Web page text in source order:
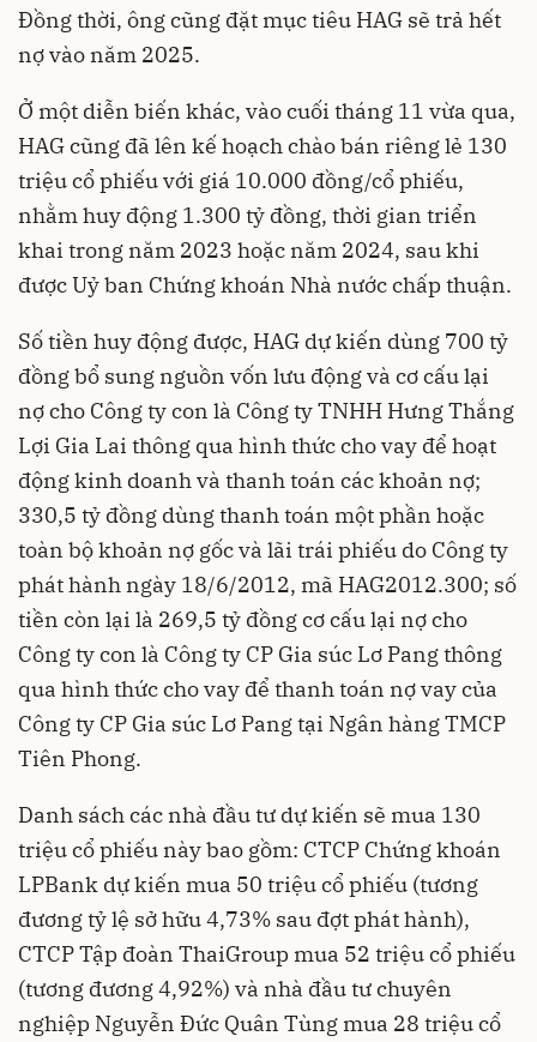
Đồng thời, ông cũng đặt mục tiêu HAG sẽ trả hết
nợ vào năm 2025.
Ở một diễn biến khác, vào cuối tháng 11 vừa qua,
HAG cũng đã lên kế hoạch chào bán riêng lẻ 130
triệu cổ phiếu với giá 10.000 đồng/cổ phiếu,
nhằm huy động 1.300 tỷ đồng, thời gian triển
khai trong năm 2023 hoặc năm 2024, sau khi
được Uỷ ban Chứng khoán Nhà nước chấp thuận.
Số tiền huy động được, HAG dự kiến dùng 700 tỷ
đồng bổ sung nguồn vốn lưu động và cơ cấu lại
nợ cho Công ty con là Công ty TNHH Hưng Thắng
Lợi Gia Lai thông qua hình thức cho vay để hoạt
động kinh doanh và thanh toán các khoản nợ;
330,5 tỷ đồng dùng thanh toán một phần hoặc
toàn bộ khoản nợ gốc và lãi trái phiếu do Công ty
phát hành ngày 18/6/2012, mã HAG2012.300; số
tiền còn lại là 269,5 tỷ đồng cơ cấu lại nợ cho
Công ty con là Công ty CP Gia súc Lơ Pang thông
qua hình thức cho vay để thanh toán nợ vay của
Công ty CP Gia súc Lơ Pang tại Ngân hàng TMCP
Tiên Phong.
Danh sách các nhà đầu tư dự kiến sẽ mua 130
triệu cổ phiếu này bao gồm: CTCP Chứng khoán
LPBank dự kiến mua 50 triệu cổ phiếu (tương
đương tỷ lệ sở hữu 4,73% sau đợt phát hành),
CTCP Tập đoàn ThaiGroup mua 52 triệu cổ phiếu
(tương đương 4,92%) và nhà đầu tư chuyên
nghiệp Nguyễn Đức Quân Tùng mua 28 triệu cổ